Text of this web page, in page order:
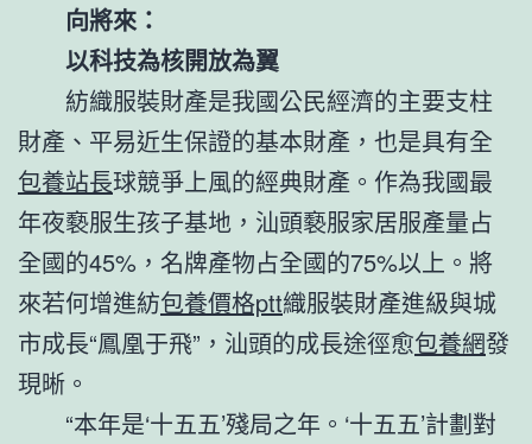
向將來：
以科技為核開放為翼
紡織服裝財產是我國公民經濟的主要支柱
財產、平易近生保證的基本財產，也是具有全
包養站長球競爭上風的經典財產。作為我國最
年夜褻服生孩子基地，汕頭褻服家居服產量占
全國的45%，名牌產物占全國的75%以上。將
來若何增進紡包養價格ptt織服裝財產進級與城
市成長“鳳凰于飛”，汕頭的成長途徑愈包養網發
現晰。
“本年是‘十五五’殘局之年。‘十五五’計劃對